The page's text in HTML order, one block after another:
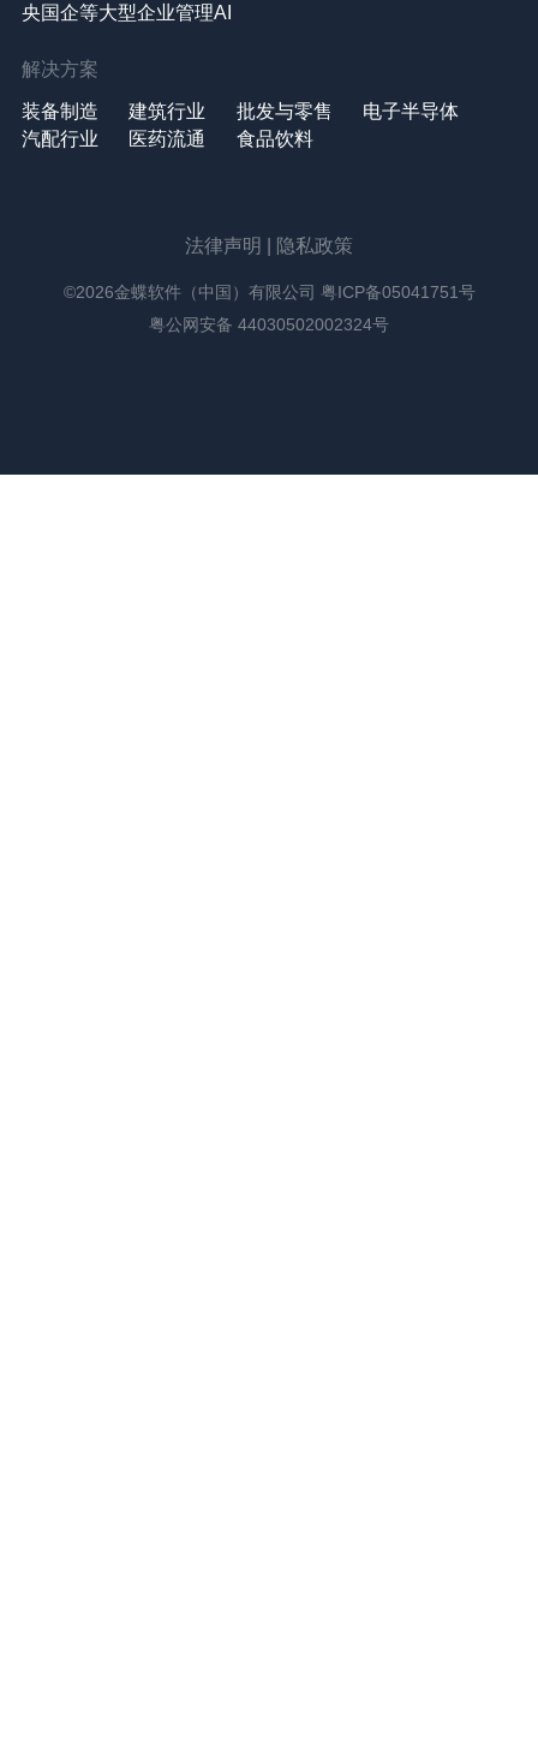
央国企等大型企业管理AI
解决方案
装备制造 建筑行业 批发与零售
电子半导体
汽配行业
医药流通 食品饮料
法律声明 隐私政策
©2026金蝶软件（中国）有限公司 粤ICP备05041751号
粤公网安备 44030502002324号